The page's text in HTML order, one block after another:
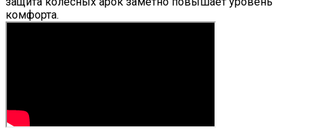
комфорта.